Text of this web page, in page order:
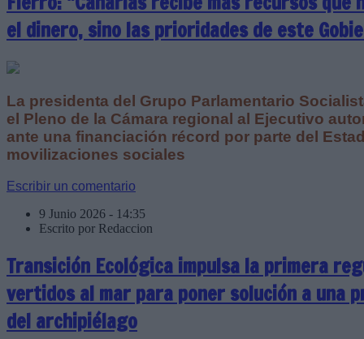
el dinero, sino las prioridades de este
La presidenta del Grupo Parlamentario
el Pleno de la Cámara regional al Ejecutivo
ante una financiación récord por parte del
movilizaciones sociales
Escribir un comentario
9 Junio 2026 - 14:35
Escrito por Redaccion
Transición Ecológica impulsa la primera
vertidos al mar para poner solución a una
del archipiélago